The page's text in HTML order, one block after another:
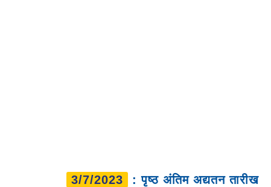
3/7/2023 : पृष्ठ अंतिम अद्यतन तारीख